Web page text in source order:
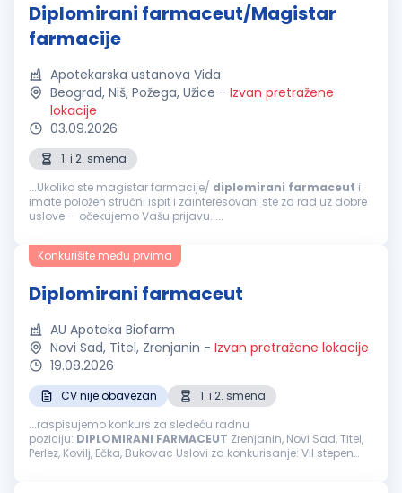
Diplomirani farmaceut/Magistar
farmacije
Apotekarska ustanova Vida
Beograd, Niš, Požega, Užice - Izvan pretražene
lokacije
03.09.2026
1. i 2. smena
...Ukoliko ste magistar farmacije/ diplomirani farmaceut i
imate položen stručni ispit i zainteresovani ste za rad uz dobre
uslove - očekujemo Vašu prijavu. ...
Konkurišite među prvima
Diplomirani farmaceut
AU Apoteka Biofarm
Novi Sad, Titel, Zrenjanin - Izvan pretražene lokacije
19.08.2026
CV nije obavezan
1. i 2. smena
...raspisujemo konkurs za sledeću radnu
poziciju: DIPLOMIRANI FARMACEUT Zrenjanin, Novi Sad, Titel,
Perlez, Kovilj, Ečka, Bukovac Uslovi za konkurisanje: VII stepen